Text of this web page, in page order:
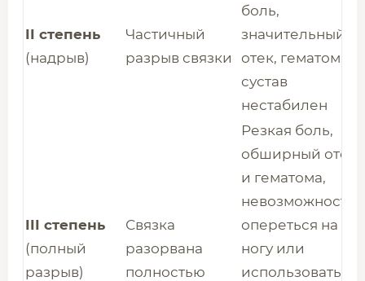
II степень
(надрыв)
Частичный
разрыв связки
боль,
значительный
отек, гематома,
сустав
нестабилен
III степень
(полный
разрыв)
Связка
разорвана
полностью
Резкая боль,
обширный отек
и гематома,
невозможность
опереться на
ногу или
использовать